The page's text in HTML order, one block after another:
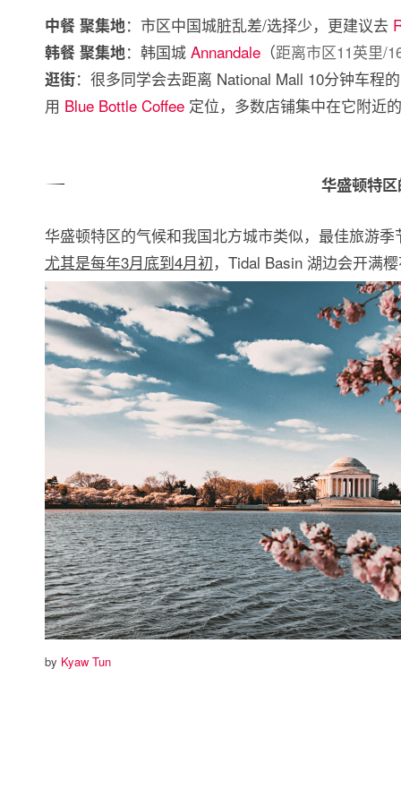
中餐 聚集地：市区中国城脏乱差/选择少，更建议去
韩餐 聚集地：韩国城 Annandale （距离市区11英里/
逛街：很多同学会去距离 National Mall 10分钟车程
用 Blue Bottle Coffee 定位，多数店铺集中在它附近
华盛顿特
华盛顿特区的气候和我国北方城市类似，最佳旅游
尤其是每年3月底到4月初，Tidal Basin 湖边会开满
by Kyaw Tun